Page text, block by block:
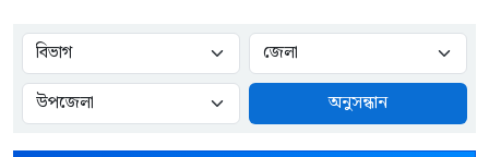
অনুসন্ধান